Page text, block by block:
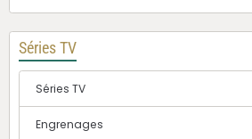
Séries TV
Séries TV
Engrenages